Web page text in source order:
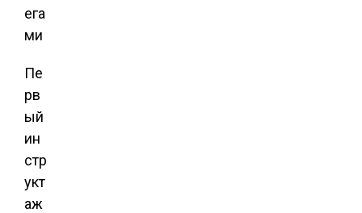
Пе
рв
ый
ин
стр
укт
аж